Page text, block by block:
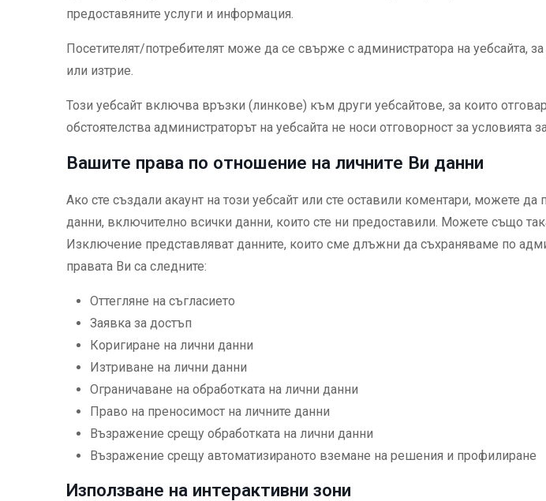
предоставяните услуги и информация.
Посетителят/потребителят може да се свърже с администратора на уебсайта,
или изтрие.
Този уебсайт включва връзки (линкове) към други уебсайтове, за които
обстоятелства администраторът на уебсайта не носи отговорност за условията
Вашите права по отношение на личните Ви данни
Ако сте създали акаунт на този уебсайт или сте оставили коментари, можете
данни, включително всички данни, които сте ни предоставили. Можете също
Изключение представляват данните, които сме длъжни да съхраняваме по
правата Ви са следните:
Оттегляне на съгласието
Заявка за достъп
Коригиране на лични данни
Изтриване на лични данни
Ограничаване на обработката на лични данни
Право на преносимост на личните данни
Възражение срещу обработката на лични данни
Възражение срещу автоматизираното вземане на решения и профилиране
Използване на интерактивни зони